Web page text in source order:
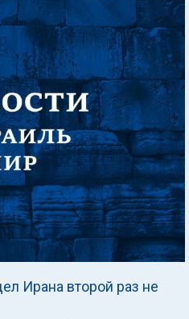
Ирана второй раз не